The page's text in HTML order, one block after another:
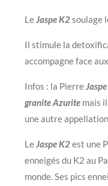
LeJaspe K2soulage
Il stimule la
accompagne face
Infos : la Pierre
granite Azurite mais
une autre
LeJaspe K2est une
enneigés du K2 au
monde. Ses pics